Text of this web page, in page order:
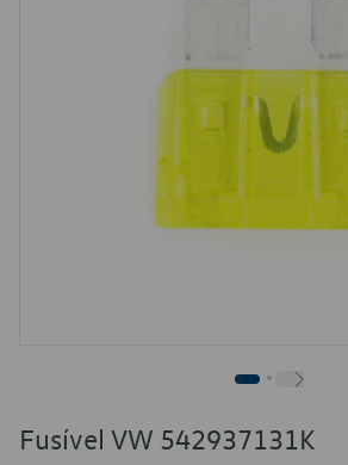
Fusível VW 542937131K